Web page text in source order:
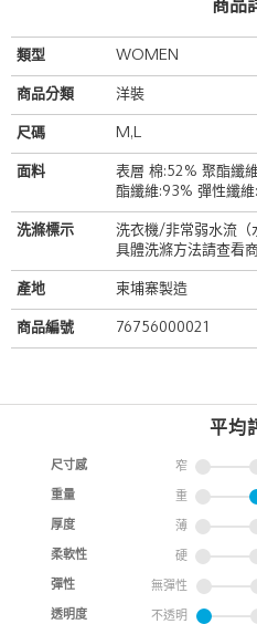
商品
類型 WOMEN
商品分類 洋裝
尺碼 M,L
面料
表層 棉:52% 聚酯纖
酯纖維:93% 彈性纖維
洗滌標示
洗衣機/非常弱水流（
具體洗滌方法請查看
產地 柬埔寨製造
商品編號 76756000021
平均
尺寸感 窄
重量 重
厚度 薄
柔軟性 硬
彈性 無彈性
透明度 不透明